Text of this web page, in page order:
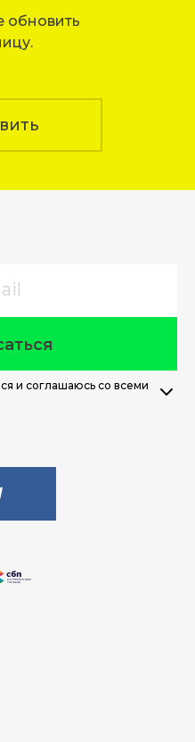
обновить
и соглашаюсь со всеми